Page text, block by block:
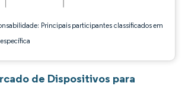
Principais participantes classificados em
de Dispositivos para